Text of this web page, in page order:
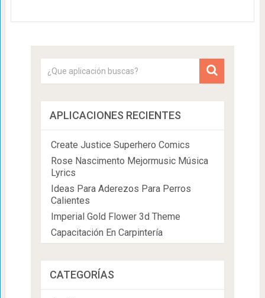
APLICACIONES RECIENTES
Create Justice Superhero Comics
Rose Nascimento Mejormusic Música
Lyrics
Ideas Para Aderezos Para Perros
Calientes
Imperial Gold Flower 3d Theme
Capacitación En Carpintería
CATEGORÍAS